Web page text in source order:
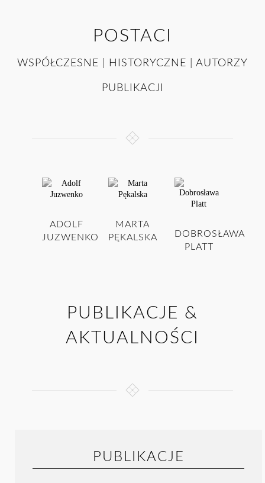
POSTACI
WSPÓŁCZESNE | HISTORYCZNE | AUTORZY
PUBLIKACJI
ADOLF
JUZWENKO
MARTA
PĘKALSKA
DOBROSŁAWA
PLATT
PUBLIKACJE &
AKTUALNOŚCI
PUBLIKACJE